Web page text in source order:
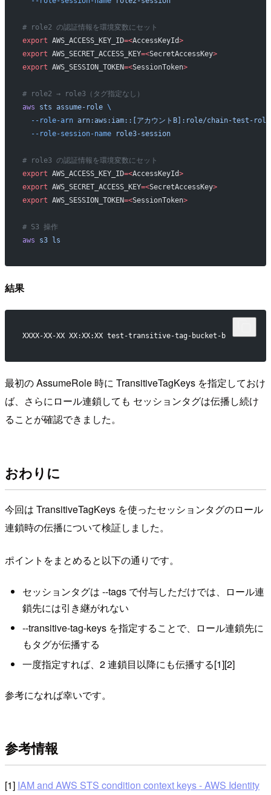
# role2 の認証情報を環境変数にセット
export AWS_ACCESS_KEY_ID=<AccessKeyId>
export AWS_SECRET_ACCESS_KEY=<SecretAccessKey>
export AWS_SESSION_TOKEN=<SessionToken>
# role2 → role3（タグ指定なし）
aws sts assume-role \
  --role-arn
arn:aws:iam::[アカウントB]:role/chain-test-
  --role-session-name
role3-session
# role3 の認証情報を環境変数にセット
export AWS_ACCESS_KEY_ID=<AccessKeyId>
export AWS_SECRET_ACCESS_KEY=<SecretAccessKey>
export AWS_SESSION_TOKEN=<SessionToken>
# S3 操作
aws s3 ls
結果
XXXX-XX-XX XX:XX:XX test-transitive-tag-bucket-b
最初の AssumeRole 時に TransitiveTagKeys を指定しておけ
ば、さらにロール連鎖しても セッションタグは伝播し続け
ることが確認できました。
おわりに
今回は TransitiveTagKeys を使ったセッションタグのロール
連鎖時の伝播について検証しました。
ポイントをまとめると以下の通りです。
セッションタグは --tags で付与しただけでは、ロール連
鎖先には引き継がれない
--transitive-tag-keys を指定することで、ロール連鎖先に
もタグが伝播する
一度指定すれば、2 連鎖目以降にも伝播する[1][2]
参考になれば幸いです。
参考情報
[1] IAM and AWS STS condition context keys - AWS Identity